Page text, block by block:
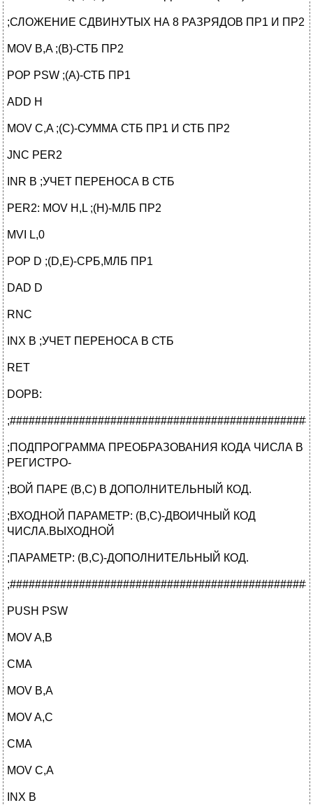
;СЛОЖЕНИЕ СДВИНУТЫХ НА 8 РАЗРЯДОВ ПР1 И ПР2
MOV B,A ;(B)-СТБ ПР2
POP PSW ;(A)-СТБ ПР1
ADD H
MOV C,A ;(C)-СУММА СТБ ПР1 И СТБ ПР2
JNC PER2
INR B ;УЧЕТ ПЕРЕНОСА В СТБ
PER2: MOV H,L ;(H)-МЛБ ПР2
MVI L,0
POP D ;(D,E)-СРБ,МЛБ ПР1
DAD D
RNC
INX B ;УЧЕТ ПЕРЕНОСА В СТБ
RET
DOPB:
;ПОДПРОГРАММА ПРЕОБРАЗОВАНИЯ КОДА ЧИСЛА В
РЕГИСТРО-
;ВОЙ ПАРЕ (B,C) В ДОПОЛНИТЕЛЬНЫЙ КОД.
;ВХОДНОЙ ПАРАМЕТР: (B,C)-ДВОИЧНЫЙ КОД
ЧИСЛА.ВЫХОДНОЙ
;ПАРАМЕТР: (B,C)-ДОПОЛНИТЕЛЬНЫЙ КОД.
PUSH PSW
MOV A,B
CMA
MOV B,A
MOV A,C
CMA
MOV C,A
INX B